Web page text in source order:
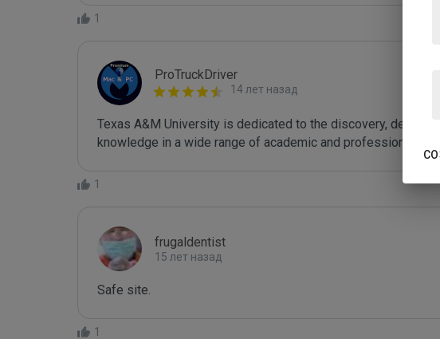
1
ProTruckDriver
14 лет назад
Texas A&M University is dedicated to the discovery,
knowledge in a wide range of academic and professional
1
frugaldentist
15 лет назад
Safe site.
1